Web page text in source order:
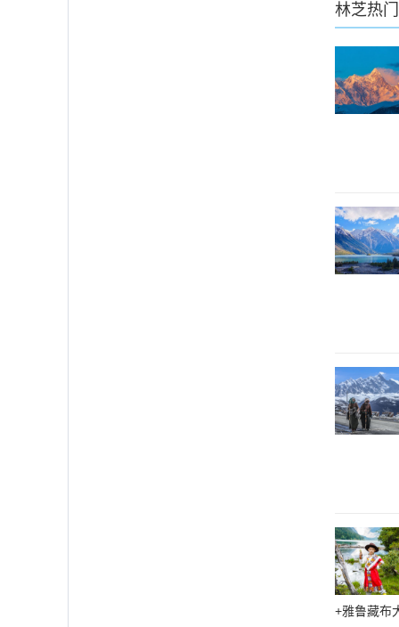
林芝热
+雅鲁藏布